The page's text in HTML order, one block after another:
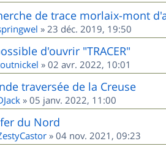
de trace morlaix-mont
» 23 déc. 2019, 19:50
d'ouvrir "TRACER"
» 02 avr. 2022, 10:01
traversée de la Creuse
» 05 janv. 2022, 11:00
du Nord
» 04 nov. 2021, 09:23